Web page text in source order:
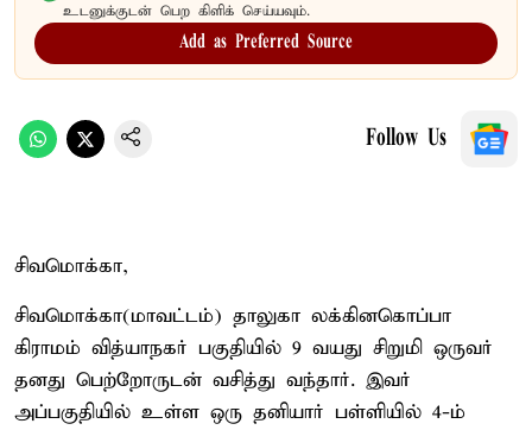
உடனுக்குடன் பெற கிளிக் செய்யவும்.
Add as Preferred Source
Follow Us
சிவமொக்கா,
சிவமொக்கா(மாவட்டம்) தாலுகா லக்கினகொப்பா
கிராமம் வித்யாநகர் பகுதியில் 9 வயது சிறுமி ஒருவர்
தனது பெற்றோருடன் வசித்து வந்தார். இவர்
அப்பகுதியில் உள்ள ஒரு தனியார் பள்ளியில் 4-ம்